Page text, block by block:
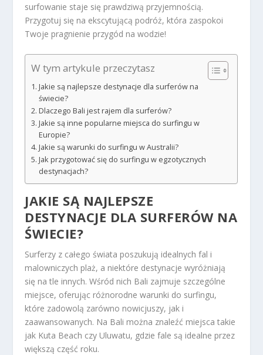
surfowanie staje się prawdziwą przyjemnością.
Przygotuj się na ekscytującą podróż, która zaspokoi
Twoje pragnienie przygód na wodzie!
W tym artykule przeczytasz
Jakie są najlepsze destynacje dla surferów na
świecie?
Dlaczego Bali jest rajem dla surferów?
Jakie są inne popularne miejsca do surfingu w
Europie?
Jakie są warunki do surfingu w Australii?
Jak przygotować się do surfingu w egzotycznych
destynacjach?
JAKIE SĄ NAJLEPSZE
DESTYNACJE DLA SURFERÓW NA
ŚWIECIE?
Surferzy z całego świata poszukują idealnych fal i
malowniczych plaż, a niektóre destynacje wyróżniają
się na tle innych. Wśród nich Bali zajmuje szczególne
miejsce, oferując różnorodne warunki do surfingu,
które zadowolą zarówno nowicjuszy, jak i
zaawansowanych. Na Bali można znaleźć miejsca takie
jak Kuta Beach czy Uluwatu, gdzie fale są idealne przez
większą część roku.